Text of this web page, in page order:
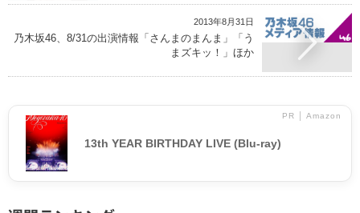
2013年8月31日
乃木坂46、8/31の出演情報「さんまのまんま」「う
まズキッ！」ほか
PR │ Amazon
13th YEAR BIRTHDAY LIVE (Blu-ray)